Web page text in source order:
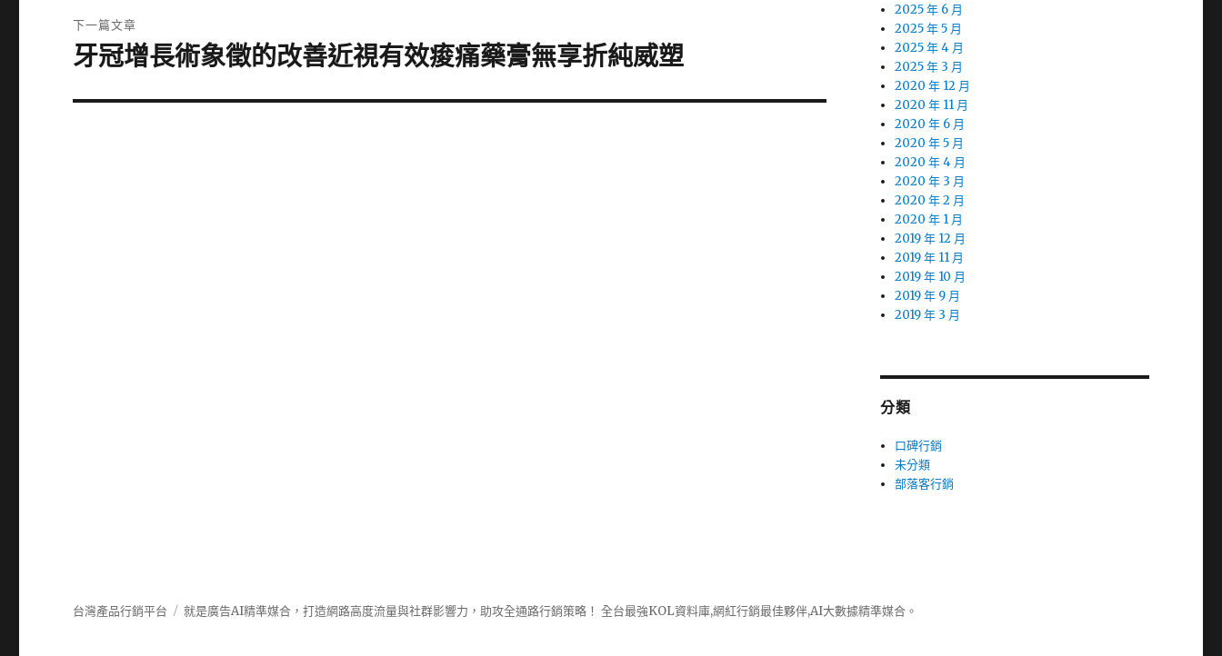
文
章:
下一篇文章
下
篇
牙冠增長術象徵的改善近視有效痠痛藥膏無享折純威塑
2025 年 6 月
2025 年 5 月
2025 年 4 月
2025 年 3 月
2020 年 12 月
2020 年 11 月
2020 年 6 月
2020 年 5 月
2020 年 4 月
2020 年 3 月
2020 年 2 月
2020 年 1 月
2019 年 12 月
2019 年 11 月
2019 年 10 月
2019 年 9 月
2019 年 3 月
分類
口碑行銷
未分類
部落客行銷
台灣產品行銷平台 就是廣告AI精準媒合，打造網路高度流量與社群影響力，助攻全通路行銷策略！ 全台最強KOL資料庫,網紅行銷最佳夥伴,AI大數據精準媒合。